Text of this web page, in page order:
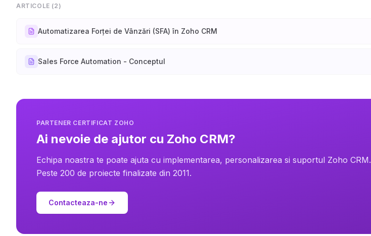
ARTICOLE (2 )
Automatizarea Forței de Vânzări (SFA) în Zoho CRM
Sales Force Automation - Conceptul
PARTENER CERTIFICAT ZOHO
Ai nevoie de ajutor cu Zoho CRM?
Echipa noastra te poate ajuta cu implementarea, personalizarea si suportul Zoho CRM.
Peste 200 de proiecte finalizate din 2011.
Contacteaza-ne